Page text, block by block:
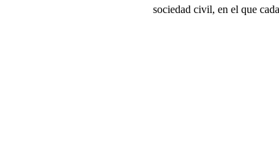
sociedad civil, en el que